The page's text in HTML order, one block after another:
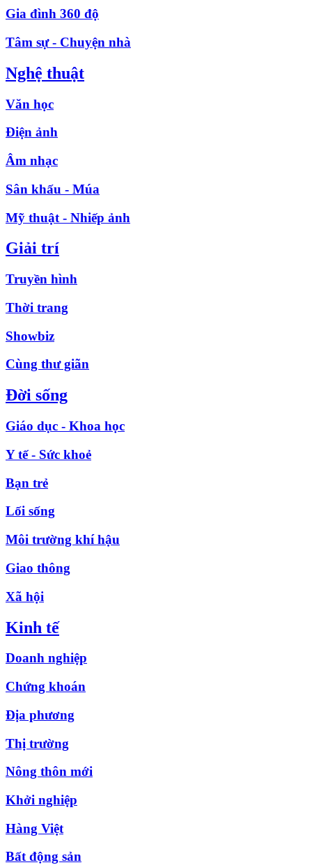
Gia đình 360 độ
Tâm sự - Chuyện nhà
Nghệ thuật
Văn học
Điện ảnh
Âm nhạc
Sân khấu - Múa
Mỹ thuật - Nhiếp ảnh
Giải trí
Truyền hình
Thời trang
Showbiz
Cùng thư giãn
Đời sống
Giáo dục - Khoa học
Y tế - Sức khoẻ
Bạn trẻ
Lối sống
Môi trường khí hậu
Giao thông
Xã hội
Kinh tế
Doanh nghiệp
Chứng khoán
Địa phương
Thị trường
Nông thôn mới
Khởi nghiệp
Hàng Việt
Bất động sản